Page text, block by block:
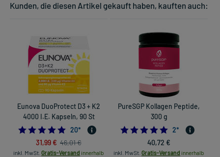
Kunden, die diesen Artikel gekauft haben, kauften auch:
Eunova DuoProtect D3 + K2
4000 I.E. Kapseln, 90 St
4.95
20*
31,99 € 46,01 €
inkl. MwSt. Gratis-Versand innerhalb
PureSGP Kollagen Peptide,
300 g
5.0
2*
40,72 €
inkl. MwSt. Gratis-Versand innerhalb